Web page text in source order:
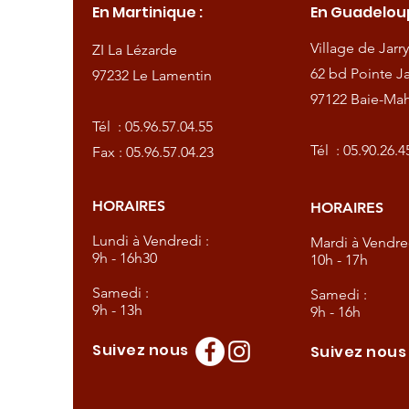
En Martinique :
ZI La Lézarde
97232 Le Lamentin
Tél :05.96.57.04.55
Fax : 05.96.57.04.23
HORAIRES
Lundi à Vendredi :
9h - 16h30
Samedi :
9h - 13h
Suivez nous
En
Village de Jarry
62 bd Pointe
97122 Baie-
Tél :
HORAIRES
Mardi à
10h - 17h
Samedi :
9h - 16h
Suivez nous